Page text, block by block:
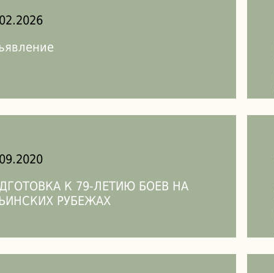
К 79-ЛЕТИЮ БОЕВ НА
РУБЕЖАХ